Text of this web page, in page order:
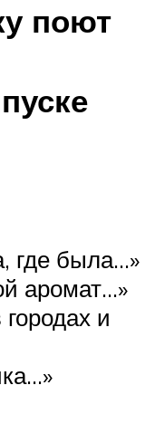
поют
где была…»
аромат…»
и